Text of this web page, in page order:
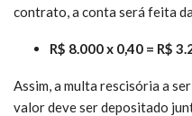
contrato, a conta será feita
R$ 8.000 x 0,40 = R$
Assim, a multa rescisória a
valor deve ser depositado